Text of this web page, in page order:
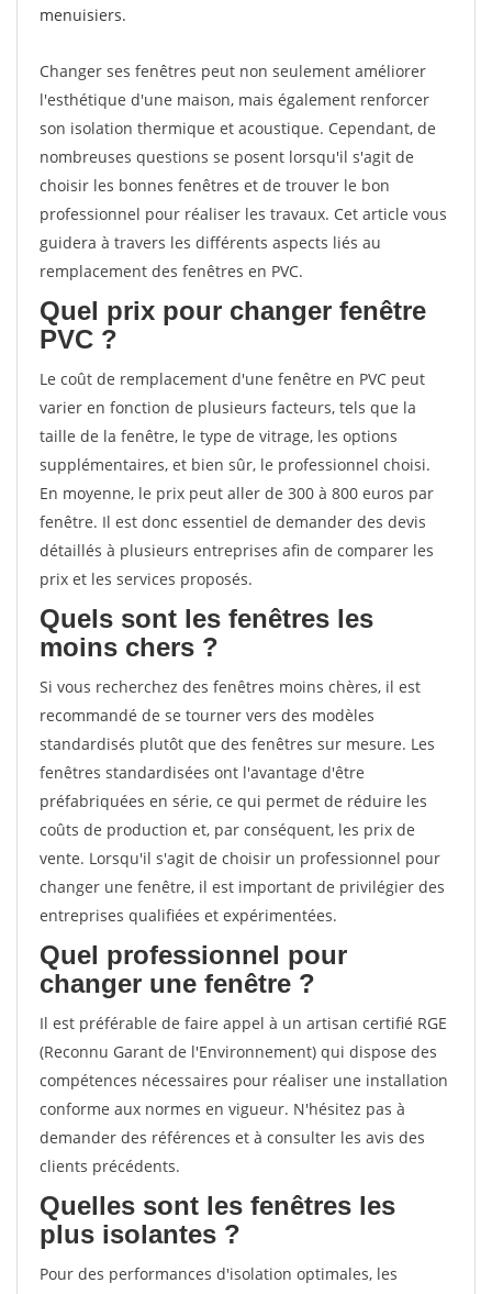
menuisiers.
Changer ses fenêtres peut non seulement améliorer
l'esthétique d'une maison, mais également renforcer
son isolation thermique et acoustique. Cependant, de
nombreuses questions se posent lorsqu'il s'agit de
choisir les bonnes fenêtres et de trouver le bon
professionnel pour réaliser les travaux. Cet article vous
guidera à travers les différents aspects liés au
remplacement des fenêtres en PVC.
Quel prix pour changer fenêtre
PVC ?
Le coût de remplacement d'une fenêtre en PVC peut
varier en fonction de plusieurs facteurs, tels que la
taille de la fenêtre, le type de vitrage, les options
supplémentaires, et bien sûr, le professionnel choisi.
En moyenne, le prix peut aller de 300 à 800 euros par
fenêtre. Il est donc essentiel de demander des devis
détaillés à plusieurs entreprises afin de comparer les
prix et les services proposés.
Quels sont les fenêtres les
moins chers ?
Si vous recherchez des fenêtres moins chères, il est
recommandé de se tourner vers des modèles
standardisés plutôt que des fenêtres sur mesure. Les
fenêtres standardisées ont l'avantage d'être
préfabriquées en série, ce qui permet de réduire les
coûts de production et, par conséquent, les prix de
vente. Lorsqu'il s'agit de choisir un professionnel pour
changer une fenêtre, il est important de privilégier des
entreprises qualifiées et expérimentées.
Quel professionnel pour
changer une fenêtre ?
Il est préférable de faire appel à un artisan certifié RGE
(Reconnu Garant de l'Environnement) qui dispose des
compétences nécessaires pour réaliser une installation
conforme aux normes en vigueur. N'hésitez pas à
demander des références et à consulter les avis des
clients précédents.
Quelles sont les fenêtres les
plus isolantes ?
Pour des performances d'isolation optimales, les